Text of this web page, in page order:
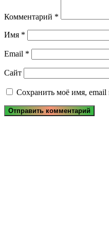
Комментарий *
Имя *
Email *
Сайт
Сохранить моё имя, email